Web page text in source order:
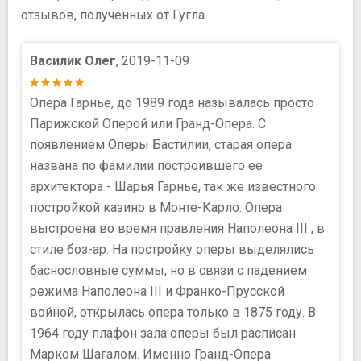
отзывов, полученных от Гугла.
Василик Олег, 2019-11-09
Опера Гарнье, до 1989 года называлась просто
Парижской Оперой или Гранд-Опера. С
появлением Оперы Бастилии, старая опера
названа по фамилии построившего ее
архитектора - Шарья Гарнье, так же известного
постройкой казино в Монте-Карло. Опера
выстроена во время правления Наполеона III , в
стиле боз-ар. На постройку оперы выделялись
баснословные суммы, но в связи с падением
режима Наполеона III и Франко-Прусской
войной, открылась опера только в 1875 году. В
1964 году плафон зала оперы был расписан
Марком Шагалом. Именно Гранд-Опера